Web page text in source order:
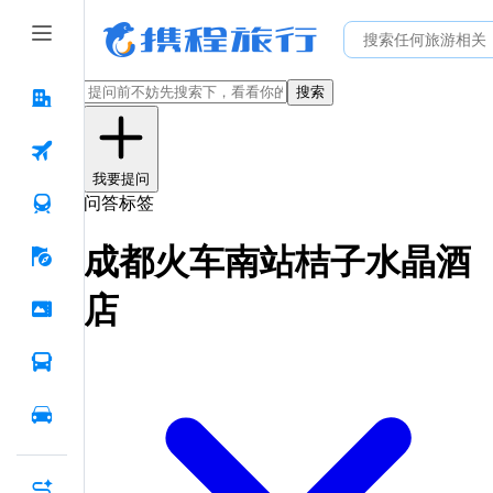
搜索
我要提问
问答标签
成都火车南站桔子水晶酒
店